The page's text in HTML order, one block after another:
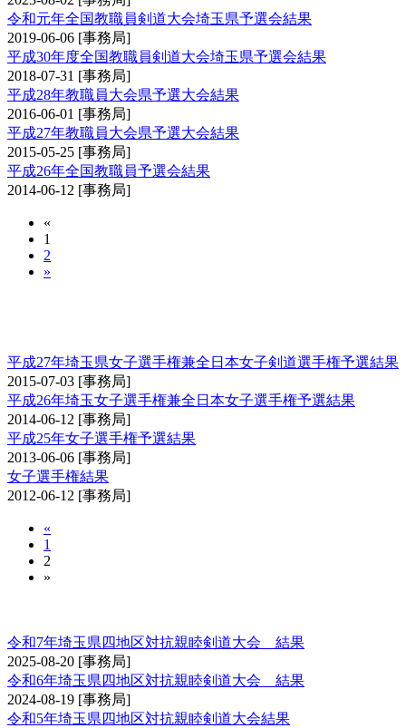
令和元年全国教職員剣道大会埼玉県予選会結果
2019-06-06 [事務局]
平成30年度全国教職員剣道大会埼玉県予選会結果
2018-07-31 [事務局]
平成28年教職員大会県予選大会結果
2016-06-01 [事務局]
平成27年教職員大会県予選大会結果
2015-05-25 [事務局]
平成26年全国教職員予選会結果
2014-06-12 [事務局]
«
1
2
»
平成27年埼玉県女子選手権兼全日本女子剣道選手権予選結果
2015-07-03 [事務局]
平成26年埼玉女子選手権兼全日本女子選手権予選結果
2014-06-12 [事務局]
平成25年女子選手権予選結果
2013-06-06 [事務局]
女子選手権結果
2012-06-12 [事務局]
«
1
2
»
令和7年埼玉県四地区対抗親睦剣道大会 結果
2025-08-20 [事務局]
令和6年埼玉県四地区対抗親睦剣道大会 結果
2024-08-19 [事務局]
令和5年埼玉県四地区対抗親睦剣道大会結果